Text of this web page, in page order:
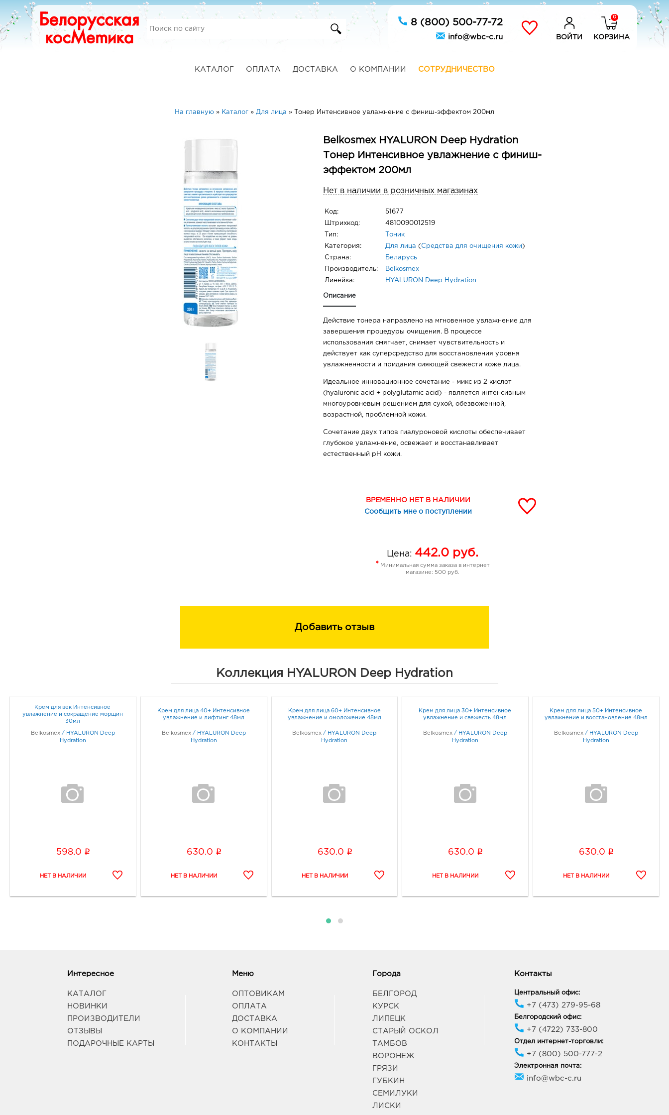
8 (800) 500-77-72
info@wbc-c.ru ВОЙТИ
0
КОРЗИНА
КАТАЛОГ ОПЛАТА ДОСТАВКА О КОМПАНИИ СОТРУДНИЧЕСТВО
На главную » Каталог » Для лица » Тонер Интенсивное увлажнение с финиш-эффектом 200мл
Belkosmex HYALURON Deep Hydration
Тонер Интенсивное увлажнение с финиш-
эффектом 200мл
Нет в наличии в розничных магазинах
Код: 51677
Штрихкод: 4810090012519
Тип: Тоник
Категория: Для лица ( Средства для очищения кожи )
Страна: Беларусь
Производитель: Belkosmex
Линейка: HYALURON Deep Hydration
Описание
Действие тонера направлено на мгновенное увлажнение для
завершения процедуры очищения. В процессе
использования смягчает, снимает чувствительность и
действует как суперсредство для восстановления уровня
увлажненности и придания сияющей свежести коже лица.
Идеальное инновационное сочетание - микс из 2 кислот
(hyaluronic acid + polyglutamic acid) - является интенсивным
многоуровневым решением для сухой, обезвоженной,
возрастной, проблемной кожи.
Сочетание двух типов гиалуроновой кислоты обеспечивает
глубокое увлажнение, освежает и восстанавливает
естественный pH кожи.
молекул воды, в 2,5 раза и более превышающей способность
убирает такие следы усталости кожи, как тусклый цвет лица.
Aqua, Sodium Hyaluronate, Sodium Polyglutamate, Niacinamide,
40 Hydrogenated Castor Oil, Trideceth-9, Parfum, Sodium
Hydroxycitronellal, Linalool .
ВРЕМЕННО НЕТ В НАЛИЧИИ
Сообщить мне о поступлении
Цена: 442.0 руб.
* Минимальная сумма заказа в интернет
магазине: 500 руб.
Добавить отзыв
Коллекция HYALURON Deep Hydration
Крем для век Интенсивное
увлажнение и сокращение морщин
30мл
Belkosmex / HYALURON Deep
Hydration
598.0 i
Крем для лица 40+ Интенсивное
увлажнение и лифтинг 48мл
Belkosmex / HYALURON Deep
Hydration
630.0 i
Крем для лица 60+ Интенсивное
увлажнение и омоложение 48мл
Belkosmex / HYALURON Deep
Hydration
630.0 i
Крем для лица 30+ Интенсивное
увлажнение и свежесть 48мл
Belkosmex / HYALURON Deep
Hydration
630.0 i
Крем для лица 50+ Интенсивное
увлажнение и восстановление 48мл
Belkosmex / HYALURON Deep
Hydration
630.0 i
Интересное
КАТАЛОГ
НОВИНКИ
ПРОИЗВОДИТЕЛИ
ОТЗЫВЫ
ПОДАРОЧНЫЕ КАРТЫ
Меню
ОПТОВИКАМ
ОПЛАТА
ДОСТАВКА
О КОМПАНИИ
КОНТАКТЫ
Города
БЕЛГОРОД
КУРСК
ЛИПЕЦК
СТАРЫЙ ОСКОЛ
ТАМБОВ
ВОРОНЕЖ
ГРЯЗИ
ГУБКИН
СЕМИЛУКИ
ЛИСКИ
Контакты
Центральный офис:
+7 (473) 279-95-68
Белгородский офис:
+7 (4722) 733-800
Отдел интернет-торговли:
+7 (800) 500-777-2
Электронная почта:
info@wbc-c.ru